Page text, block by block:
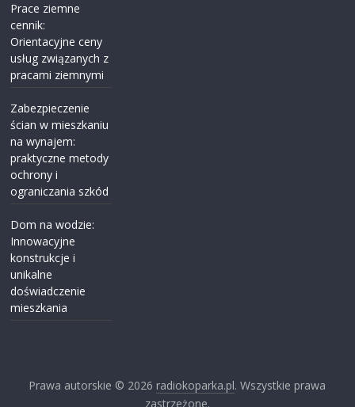
Prace ziemne
cennik:
Orientacyjne ceny
usług związanych z
pracami ziemnymi
Zabezpieczenie
ścian w mieszkaniu
na wynajem:
praktyczne metody
ochrony i
ograniczania szkód
Dom na wodzie:
Innowacyjne
konstrukcje i
unikalne
doświadczenie
mieszkania
Prawa autorskie © 2026 radiokoparka.pl. Wszystkie prawa
zastrzeżone.